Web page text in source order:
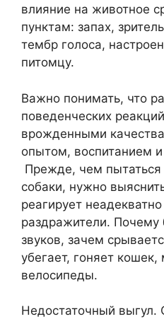
влияние на животное
пунктам: запах,
тембр голоса,
питомцу.
Важно понимать, что
поведенческих
врожденными
опытом, воспитанием
Прежде, чем пытаться
собаки, нужно
реагирует
раздражители. Почему
звуков, зачем
убегает, гоняет
велосипеды.
Недостаточный выгул.